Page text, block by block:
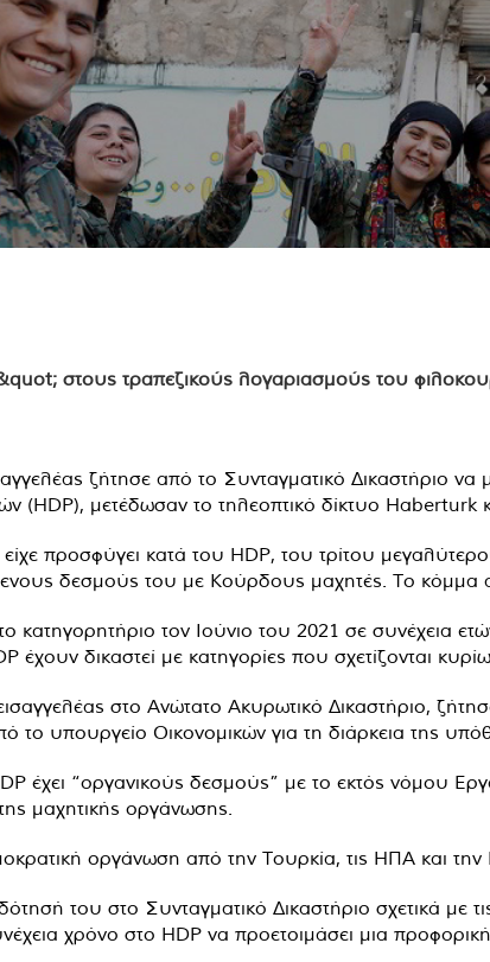
ζήτησε από το Συνταγματικό Δικαστήριο
(HDP), μετέδωσαν το τηλεοπτικό δίκτυο Haberturk
προσφύγει κατά του HDP, του τρίτου
δεσμούς του με Κούρδους μαχητές. Το κόμμα
κατηγορητήριο τον Ιούνιο του 2021 σε συνέχεια
έχουν δικαστεί με κατηγορίες που σχετίζονται
στο Ανώτατο Ακυρωτικό Δικαστήριο,
το υπουργείο Οικονομικών για τη διάρκεια της
έχει “οργανικούς δεσμούς” με το εκτός νόμου
μαχητικής οργάνωσης.
οργάνωση από την Τουρκία, τις ΗΠΑ και
του στο Συνταγματικό Δικαστήριο σχετικά με
χρόνο στο HDP να προετοιμάσει μια